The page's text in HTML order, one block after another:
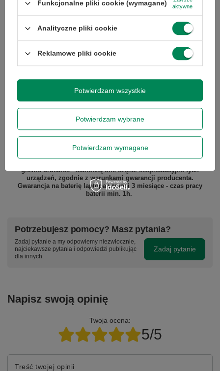
dysku
GWARANCJA NA 12 MIESIĘCY
Gwarantujemy naprawę lub wymianę sprzętu do 12 miesięcy od
daty zakupu. Prosimy o kontakt telefoniczny ze sklepem, aby
określić krótko naturę problemu, a następnie za pośrednictwem
zamówić kuriera lub paczkomat.
głowic drukarek - stanowią one części eksploatacyjne tych
urządzeń, zgodnie z warunkami gwarancji producenta.
Gwarancja na baterię laptopa wynosi 3 miesiące - czas pracy
baterii min. 1h.
Potrzebujesz pomocy? Masz pytania?
Zadaj pytanie a my odpowiemy niezwłocznie,
najciekawsze pytania i odpowiedzi publikując
dla innych.
Zadaj pytanie
Napisz swoją opinię
Twoja ocena:
5/5
Treść twojej opinii
Funkcjonalne pliki cookie (wymagane)
aktywne
Analityczne pliki cookie
Reklamowe pliki cookie
Potwierdzam wybrane
Potwierdzam wymagane
Potwierdzam wszystkie